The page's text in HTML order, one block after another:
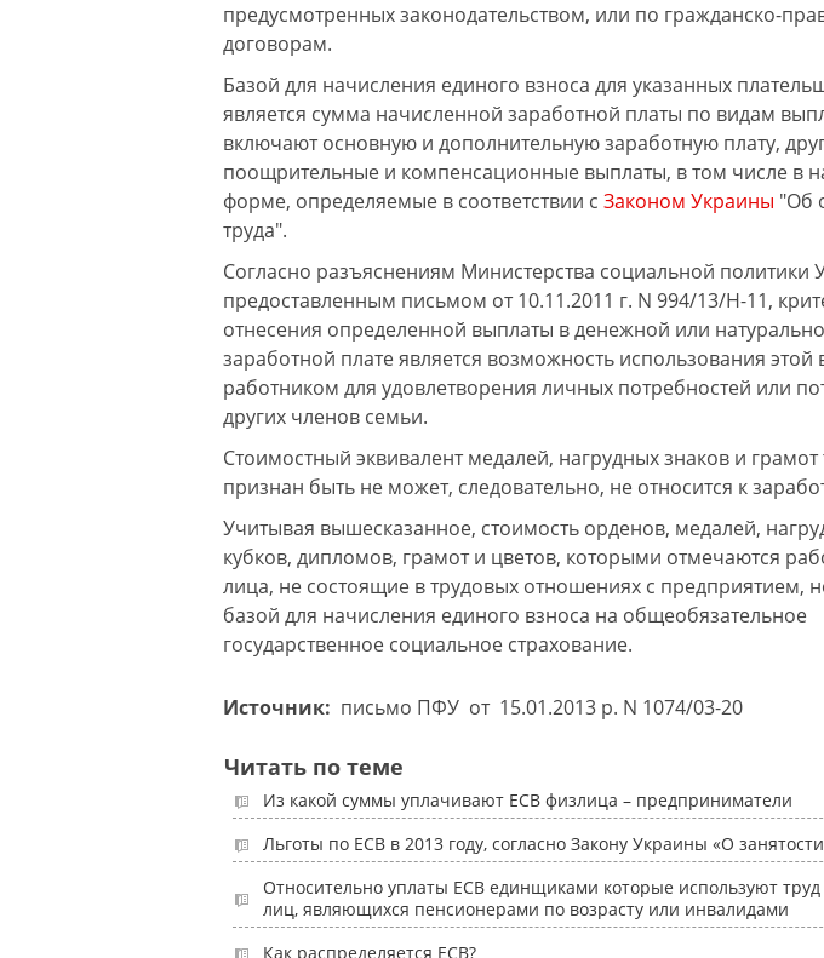
предусмотренных законодательством, или по гражданско-
договорам.
Базой для начисления единого взноса для указанных
является сумма начисленной заработной платы по видам
включают основную и дополнительную заработную плату,
поощрительные и компенсационные выплаты, в том числе в
форме, определяемые в соответствии с Законом Украины "Об
труда".
Согласно разъяснениям Министерства социальной политики
предоставленным письмом от 10.11.2011 г. N 994/13/Н-11,
отнесения определенной выплаты в денежной или
заработной плате является возможность использования этой
работником для удовлетворения личных потребностей или
других членов семьи.
Стоимостный эквивалент медалей, нагрудных знаков и грамот
признан быть не может, следовательно, не относится к
Учитывая вышесказанное, стоимость орденов, медалей,
кубков, дипломов, грамот и цветов, которыми отмечаются
лица, не состоящие в трудовых отношениях с предприятием,
базой для начисления единого взноса на общеобязательное
государственное социальное страхование.
Источник: письмо ПФУ от 15.01.2013 р. N 1074/03-20
Читать по теме
Из какой суммы уплачивают ЕСВ физлица – предприниматели
Льготы по ЕСВ в 2013 году, согласно Закону Украины «О
Относительно уплаты ЕСВ единщиками которые используют
лиц, являющихся пенсионерами по возрасту или инвалидами
Как распределяется ЕСВ?